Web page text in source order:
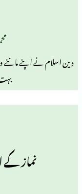
دین اسلام نے اپنے ماننے
نماز